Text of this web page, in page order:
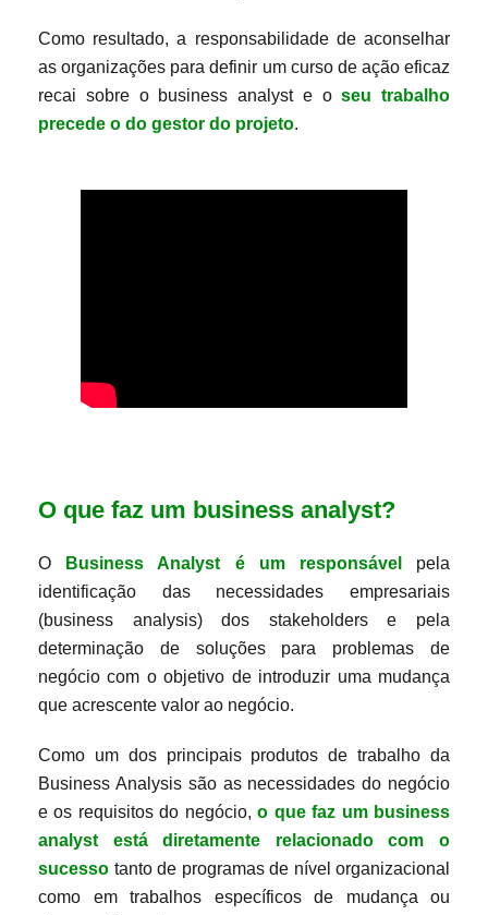
Como resultado, a responsabilidade de aconselhar
as organizações para definir um curso de ação eficaz
recai sobre o business analyst e oseu trabalho
precede o do gestor do projeto.
O que faz um business analyst?
O Business Analyst é um responsável
pela
identificação das necessidades empresariais
(business analysis) dos stakeholders e pela
determinação de soluções para problemas de
negócio com o objetivo de introduzir uma mudança
que acrescente valor ao negócio.
Como um dos principais produtos de trabalho da
Business Analysis são as necessidades do negócio
e os requisitos do negócio,o que faz um business
analyst está diretamente relacionado com o
sucesso tanto de programas de nível organizacional
como em trabalhos específicos de mudança ou